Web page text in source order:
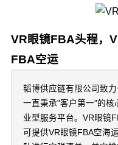
VR眼镜FBA头程，
FBA空运
韬博供应链有限公司致
一直秉承"客户第一"的核
业型服务平台。VR眼镜
可提供VR眼镜FBA空海